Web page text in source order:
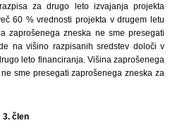
za drugo leto izvajanja projekta
60 % vrednosti projekta v drugem letu
zaprošenega zneska ne sme presegati
na višino razpisanih sredstev določi v
leto financiranja. Višina zaprošenega
sme presegati zaprošenega zneska za
3. člen